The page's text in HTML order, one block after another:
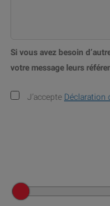
Si vous avez besoin
votre message leurs
J’accepte Déclaration